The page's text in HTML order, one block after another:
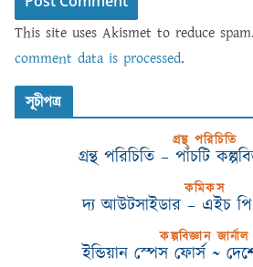
This site uses Akismet to reduce spam.
comment data is processed.
সূচীপত্র
গ্রন্থ পরিচিতি
গ্রন্থ পরিচিতি – পাঁচটি
কমিকস
দ্য আউটসাইডার – এইচ পি
কল্পবিজ্ঞান জার্নাল
ইন্ডিয়ান স্পেস ফোর্স ~